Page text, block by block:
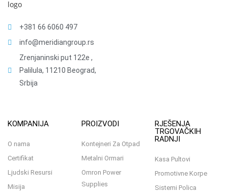
+381 66 6060 497
info@meridiangroup.rs
Zrenjaninski put 122e ,
Palilula, 11210 Beograd,
Srbija
KOMPANIJA
O nama
Certifikat
Ljudski Resursi
Misija
PROIZVODI
Kontejneri Za Otpad
Metalni Ormari
Omron Power
Supplies
RJEŠENJA
TRGOVAČKIH
RADNJI
Kasa Pultovi
Promotivne Korpe
Sistemi Polica